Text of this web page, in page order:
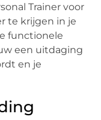
Trainer voor
te krijgen in je
functionele
een uitdaging
en je